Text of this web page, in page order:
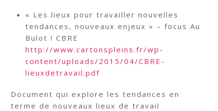
« Les lieux pour travailler nouvelles
tendances, nouveaux enjeux » – focus Au
Bulot ! CBRE
http://www.cartonspleins.fr/wp-
content/uploads/2015/04/CBRE-
lieuxdetravail.pdf
Document qui explore les tendances en
terme de nouveaux lieux de travail